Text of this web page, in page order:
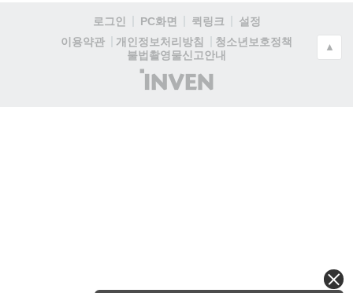
로그인 PC화면 퀵링크
설정
이용약관
개인정보처리방침
청소년보호정책
불법촬영물신고안내
(주)
인
▲